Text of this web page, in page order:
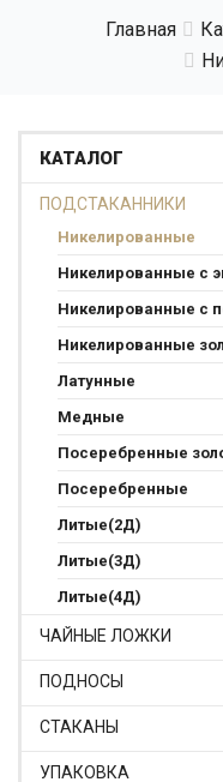
Главная
КАТАЛОГ
ПОДСТАКАННИКИ
Никелированные
Никелированные с
Никелированные с
Никелированные
Латунные
Медные
Посеребренные
Посеребренные
Литые(2Д)
Литые(3Д)
Литые(4Д)
ЧАЙНЫЕ ЛОЖКИ
ПОДНОСЫ
СТАКАНЫ
УПАКОВКА